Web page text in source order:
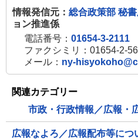
情報発信元： 総合政策部 秘
ョン推進係
電話番号： 01654-3-2111
ファクシミリ：01654-2-
メール： ny-
関連カテゴリー
市政・行政情報／広報・
広報なよろ／広報配布等につ